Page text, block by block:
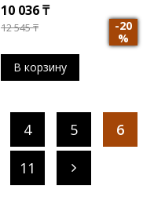
10 036₸
12 545₸
-20
%
В корзину
4 5 6
11